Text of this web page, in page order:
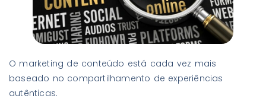
O marketing de conteúdo está cada vez mais
baseado no compartilhamento de experiências
autênticas.